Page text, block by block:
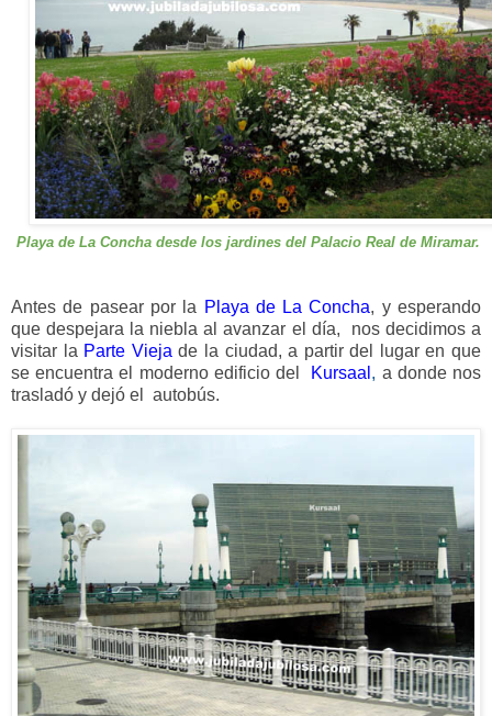
Playa de La Concha desde los jardines del Palacio Real de Miramar.
Antes de pasear por la Playa de La Concha, y esperando
que despejara la niebla al avanzar el día, nos decidimos a
visitar la Parte Vieja de la ciudad, a partir del lugar en que
se encuentra el moderno edificio del Kursaal , a donde nos
trasladó y dejó el autobús.